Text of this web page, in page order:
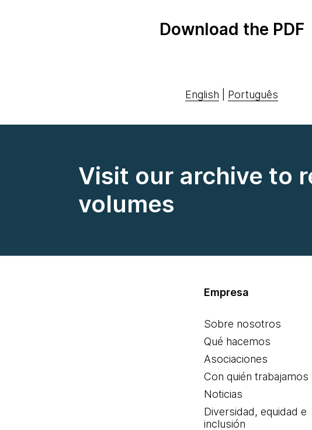
Download the PDF
English Português
Visit our archive to
volumes
Empresa
Sobre nosotros
Qué hacemos
Asociaciones
Con quién trabajamos
Noticias
Diversidad, equidad e
inclusión